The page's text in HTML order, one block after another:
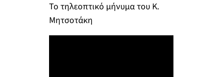
Το τηλεοπτικό μήνυμα του Κ.
Μητσοτάκη